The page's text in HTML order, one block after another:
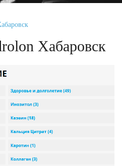
Хабаровск